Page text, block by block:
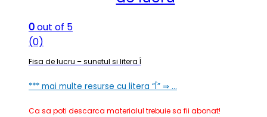
0out of 5
(0)
Fisa de lucru – sunetul si litera Î
*** mai multe resurse cu litera “Î” ⇒ …
Ca sa poti descarca materialul trebuie sa fii abonat!